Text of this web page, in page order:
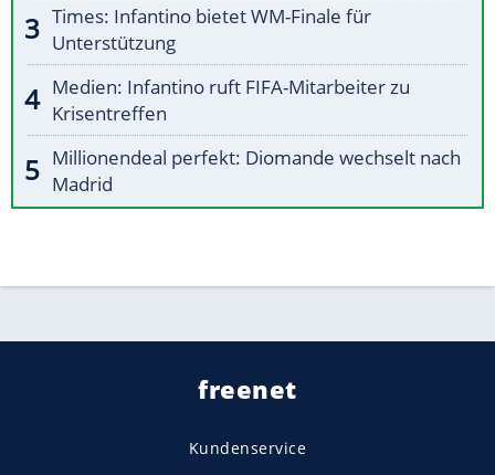
Times: Infantino bietet WM-Finale für
Unterstützung
Medien: Infantino ruft FIFA-Mitarbeiter zu
Krisentreffen
Millionendeal perfekt: Diomande wechselt nach
Madrid
freenet
Kundenservice